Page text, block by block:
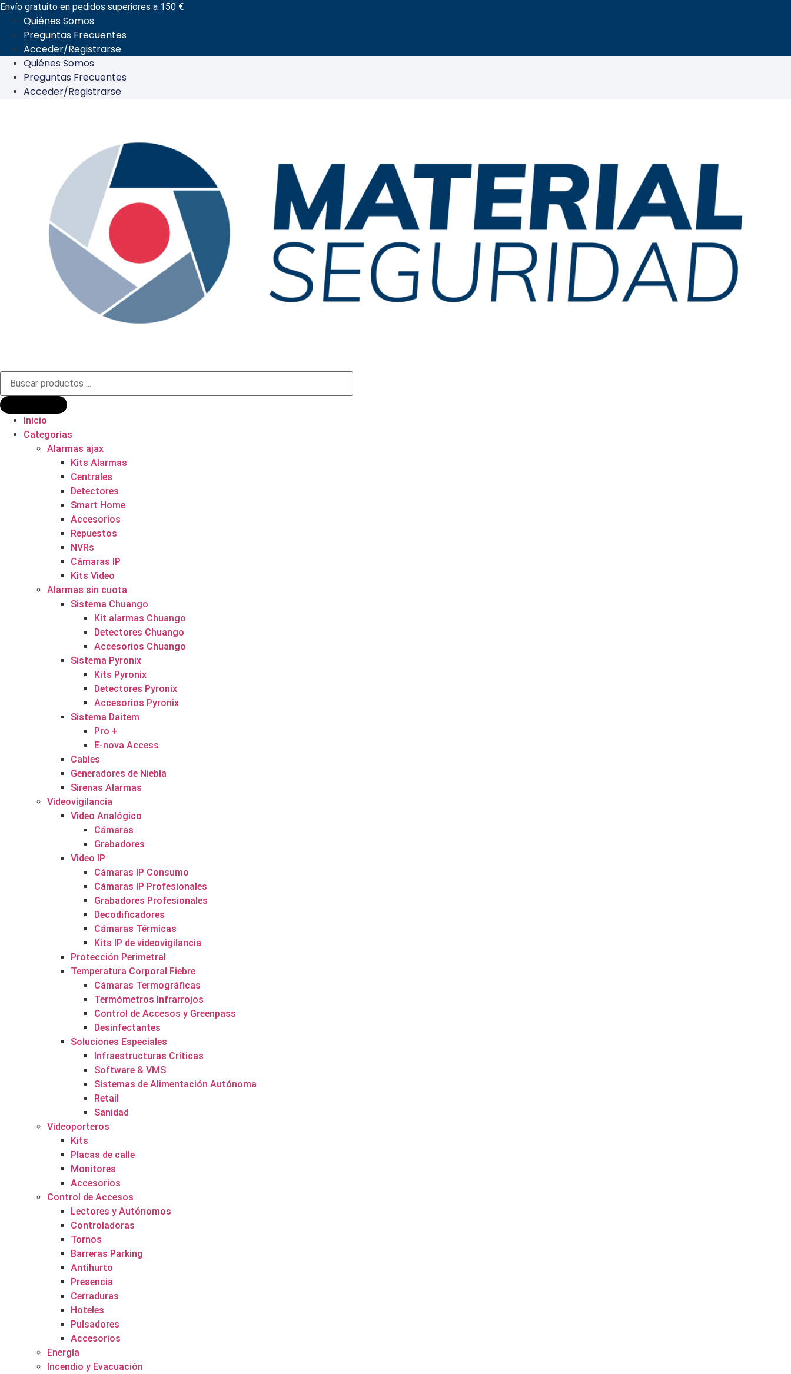
Ir
contenido
Envío gratuito en pedidos superiores a 150 €
Quiénes Somos
Preguntas Frecuentes
Acceder/Registrarse
Quiénes Somos
Preguntas Frecuentes
Acceder/Registrarse
Búsqueda
productos
Inicio
Categorías
Alarmas ajax
Kits Alarmas
Centrales
Detectores
Smart Home
Accesorios
Repuestos
NVRs
Cámaras IP
Kits Video
Alarmas sin cuota
Sistema Chuango
Kit alarmas Chuango
Detectores Chuango
Accesorios Chuango
Sistema Pyronix
Kits Pyronix
Detectores Pyronix
Accesorios Pyronix
Sistema Daitem
Pro +
E-nova Access
Cables
Generadores de Niebla
Sirenas Alarmas
Videovigilancia
Video Analógico
Cámaras
Grabadores
Video IP
Cámaras IP Consumo
Cámaras IP Profesionales
Grabadores Profesionales
Decodificadores
Cámaras Térmicas
Kits IP de videovigilancia
Protección Perimetral
Temperatura Corporal Fiebre
Cámaras Termográficas
Termómetros Infrarrojos
Control de Accesos y Greenpass
Desinfectantes
Soluciones Especiales
Infraestructuras Críticas
Software & VMS
Sistemas de Alimentación Autónoma
Retail
Sanidad
Videoporteros
Kits
Placas de calle
Monitores
Accesorios
Control de Accesos
Lectores y Autónomos
Controladoras
Tornos
Barreras Parking
Antihurto
Presencia
Cerraduras
Hoteles
Pulsadores
Accesorios
Energía
Incendio y Evacuación